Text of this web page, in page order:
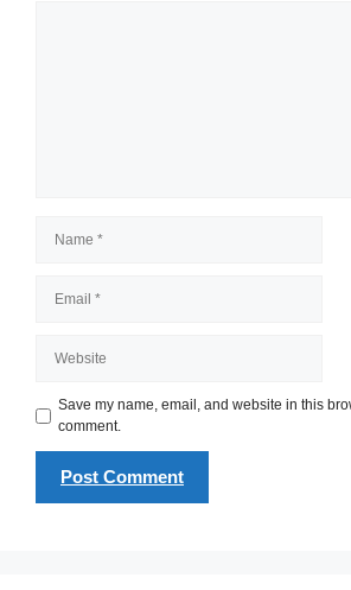
Save my name, email, and website in this
comment.